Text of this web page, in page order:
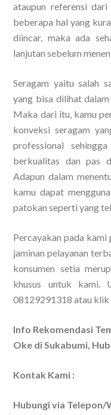
ataupun referensi
beberapa hal yang
diincar, maka ada
lanjutan sebelum
Seragam yaitu salah
yang bisa dilihat
Maka dari itu, kamu
konveksi seragam
professional
berkualitas dan pas
Adapun dalam
kamu dapat
patokan seperti yang
Percayakan pada kami
jaminan pelayanan
konsumen setia
khusus untuk kami.
08129291318 atau
Info Rekomendasi
Oke di Sukabumi,
Kontak Kami :
Hubungi via Telepon/